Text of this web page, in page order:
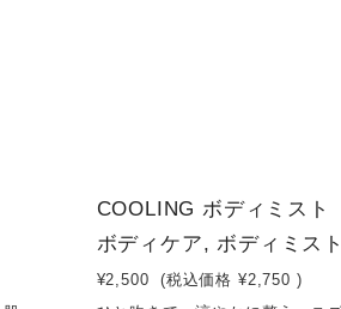
COOLING ボディミスト
ボディケア, ボディミスト
¥2,500 (税込価格 ¥2,750 )